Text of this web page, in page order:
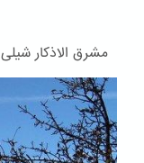
مشرق الاذکار شیلی